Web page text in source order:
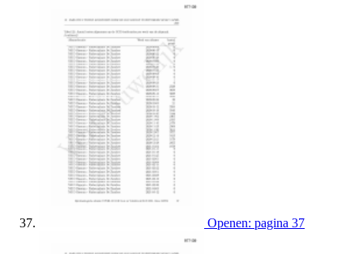
Openen: pagina 37